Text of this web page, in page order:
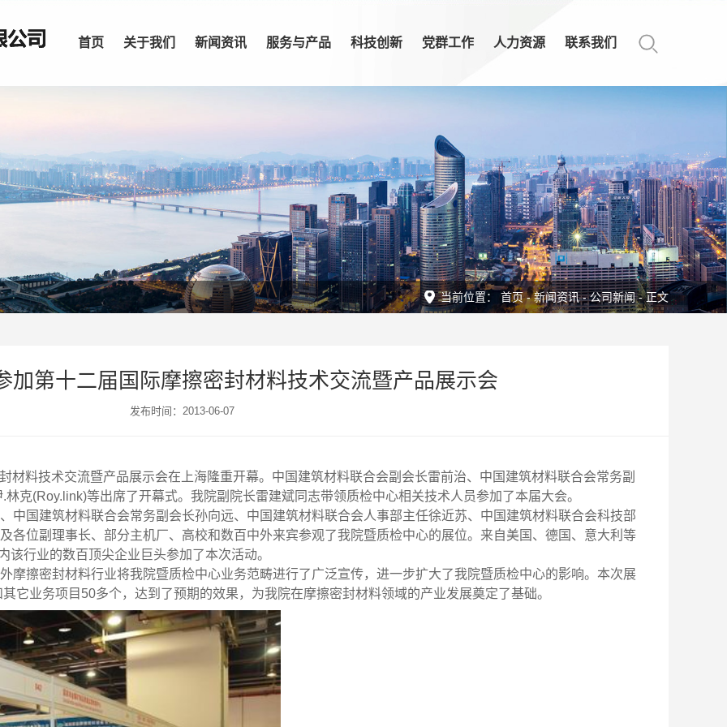
首页 关于我们 新闻资讯 服务与产品 科技创新 党群工作 人力资源 联系我们
当前位置： 首页-新闻资讯-公司新闻- 正文
加第十二届国际摩擦密封材料技术交流暨产品展示会
发布时间：2013-06-07
料技术交流暨产品展示会在上海隆重开幕。中国建筑材料联合会副会长雷前治、中国建筑材料联合会常务副
克(Roy.link)等出席了开幕式。我院副院长雷建斌同志带领质检中心相关技术人员参加了本届大会。
国建筑材料联合会常务副会长孙向远、中国建筑材料联合会人事部主任徐近苏、中国建筑材料联合会科技部
各位副理事长、部分主机厂、高校和数百中外来宾参观了我院暨质检中心的展位。来自美国、德国、意大利等
行业的数百顶尖企业巨头参加了本次活动。
擦密封材料行业将我院暨质检中心业务范畴进行了广泛宣传，进一步扩大了我院暨质检中心的影响。本次展
它业务项目50多个，达到了预期的效果，为我院在摩擦密封材料领域的产业发展奠定了基础。